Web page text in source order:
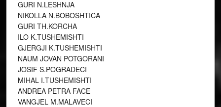
GURI N.LESHNJA
NIKOLLA N.BOBOSHTICA
GURI TH.KORCHA
ILO K.TUSHEMISHTI
GJERGJI K.TUSHEMISHTI
NAUM JOVAN POTGORANI
JOSIF S.POGRADECI
MIHAL I.TUSHEMISHTI
ANDREA PETRA FACE
VANGJEL M.MALAVECI